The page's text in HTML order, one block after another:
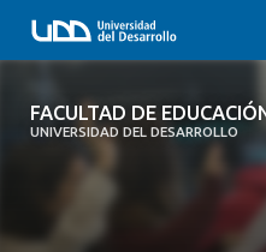
FACULTAD DE
UNIVERSIDAD DEL DESARROLLO
FACULTAD DE